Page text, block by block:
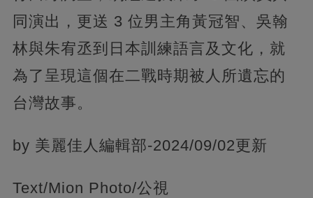
同演出，更送 3 位男主角黃冠智、吳翰
林與朱宥丞到日本訓練語言及文化，就
為了呈現這個在二戰時期被人所遺忘的
台灣故事。
by 美麗佳人編輯部-2024/09/02更新
Text/Mion Photo/公視